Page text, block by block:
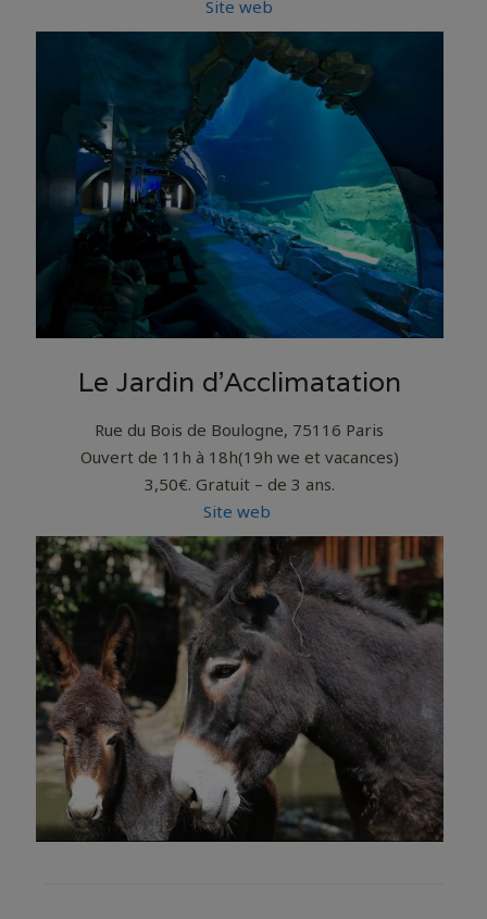
Site web
Le Jardin d’Acclimatation
Rue du Bois de Boulogne, 75116 Paris
Ouvert de 11h à 18h(19h we et vacances)
3,50€. Gratuit – de 3 ans.
Site web